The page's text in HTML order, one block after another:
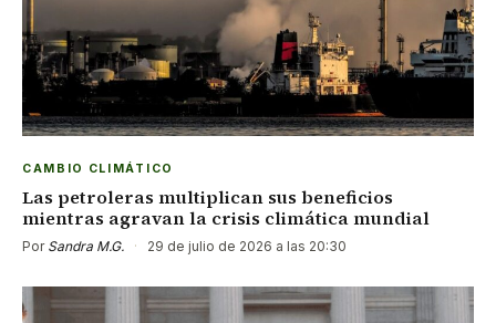
CAMBIO CLIMÁTICO
Las petroleras multiplican sus beneficios
mientras agravan la crisis climática mundial
Por Sandra M.G. · 29 de julio de 2026 a las 20:30